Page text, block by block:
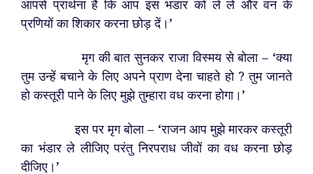
आपसे प्रार्थना है कि आप इस भंडार को ले लें और वन के
प्रणियों का शिकार करना छोड़ दें।’
मृग की बात सुनकर राजा विस्मय से बोला – ‘क्या
तुम उन्हें बचाने के लिए अपने प्राण देना चाहते हो ? तुम जानते
हो कस्तूरी पाने के लिए मुझे तुम्हारा वध करना होगा।’
इस पर मृग बोला – ‘राजन आप मुझे मारकर कस्तूरी
का भंडार ले लीजिए परंतु निरपराध जीवों का वध करना छोड़
दीजिए।’